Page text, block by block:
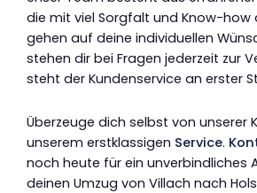
die mit viel Sorgfalt und Know-how
gehen auf deine individuellen
stehen dir bei Fragen jederzeit zur
steht der Kundenservice an erster
Überzeuge dich selbst von unserer
unserem erstklassigen Service.
noch heute für ein unverbindliches
deinen Umzug von Villach nach